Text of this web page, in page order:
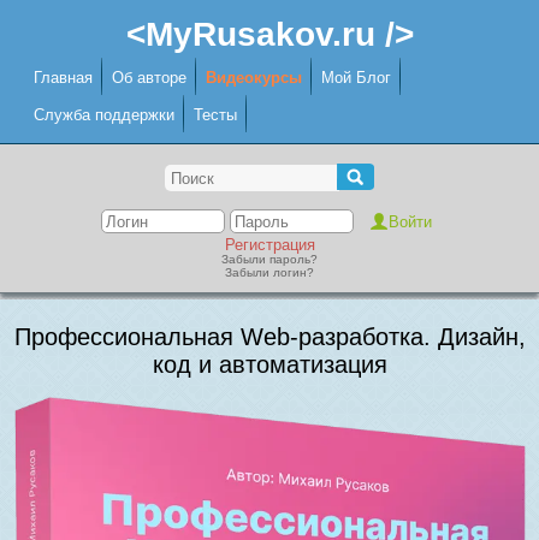
<MyRusakov.ru />
Главная Об авторе Видеокурсы Мой Блог
Служба поддержки Тесты
Регистрация
Забыли пароль?
Забыли логин?
Профессиональная Web-разработка. Дизайн,
код и автоматизация